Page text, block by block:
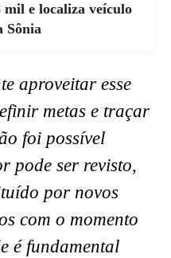
mil e localiza veículo
Sônia
aproveitar esse
metas e traçar
foi possível
pode ser revisto,
por novos
com o momento
é fundamental